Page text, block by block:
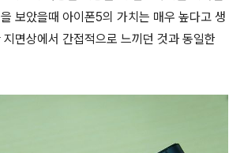
보았을때 아이폰5의 가치는 매우 높다고 생
면상에서 간접적으로 느끼던 것과 동일한